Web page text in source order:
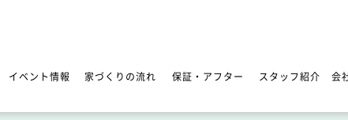
イベント情報 家づくりの流れ 保証・アフター スタッフ紹介 会